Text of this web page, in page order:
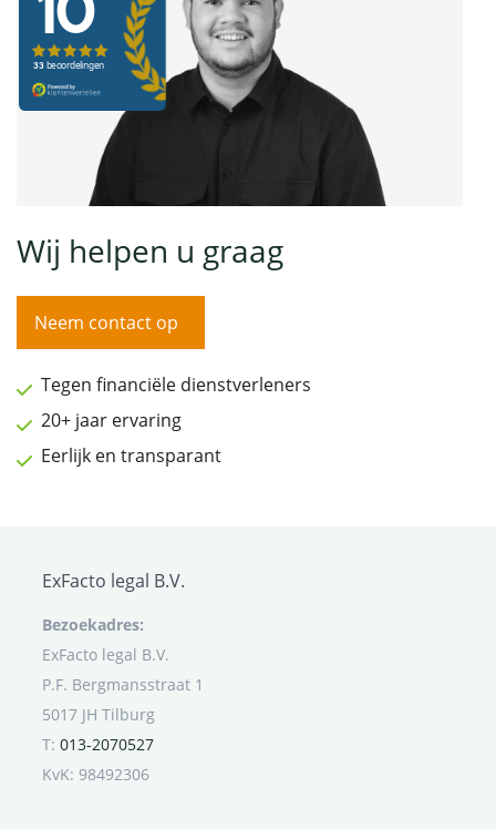
Wij helpen u graag
Neem contact op
Tegen financiële dienstverleners
20+ jaar ervaring
Eerlijk en transparant
ExFacto legal B.V.
Bezoekadres:
ExFacto legal B.V.
P.F. Bergmansstraat 1
5017 JH Tilburg
T: 013-2070527
KvK: 98492306